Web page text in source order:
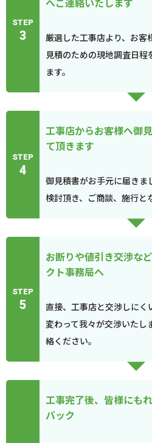
STEP
3
厳選した工事店より、お客
見積のための現地調査日程
ます。
STEP
4
工事店からお客様へ御
て頂きます
御見積書がお手元に届き
検討頂き、ご商談、施行と
STEP
5
お断りや値引き交渉な
クト事務局へ
直接、工事店と交渉しにく
変わって我々が交渉いたし
絡ください。
工事完了後、皆様にも
バック